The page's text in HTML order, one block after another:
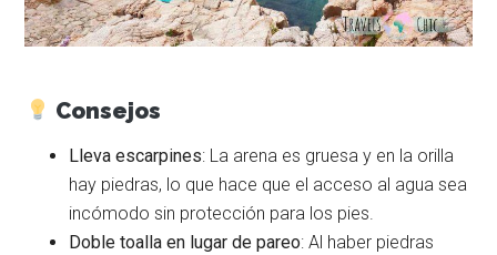
Consejos
Lleva escarpines: La arena es gruesa y en la orilla
hay piedras, lo que hace que el acceso al agua sea
incómodo sin protección para los pies.
Doble toalla en lugar de pareo: Al haber piedras